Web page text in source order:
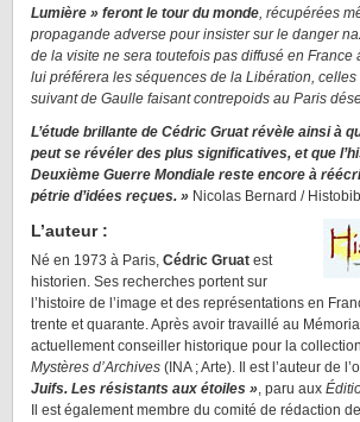
Lumière » feront le tour du monde, récupérées
propagande adverse pour insister sur le danger
de la visite ne sera toutefois pas diffusé en France
lui préférera les séquences de la Libération,
suivant de Gaulle faisant contrepoids au Paris
L’étude brillante de Cédric Gruat révèle ainsi à
peut se révéler des plus significatives, et que
Deuxième Guerre Mondiale reste encore à
pétrie d’idées reçues. » Nicolas Bernard /
L’auteur :
Né en 1973 à Paris, Cédric Gruat est
historien. Ses recherches portent sur
l’histoire de l’image et des représentations en
trente et quarante. Après avoir travaillé au
actuellement conseiller historique pour la
Mystères d’Archives (INA ; Arte). Il est l’auteur de
Juifs. Les résistants aux étoiles », paru aux
Il est également membre du comité de rédaction